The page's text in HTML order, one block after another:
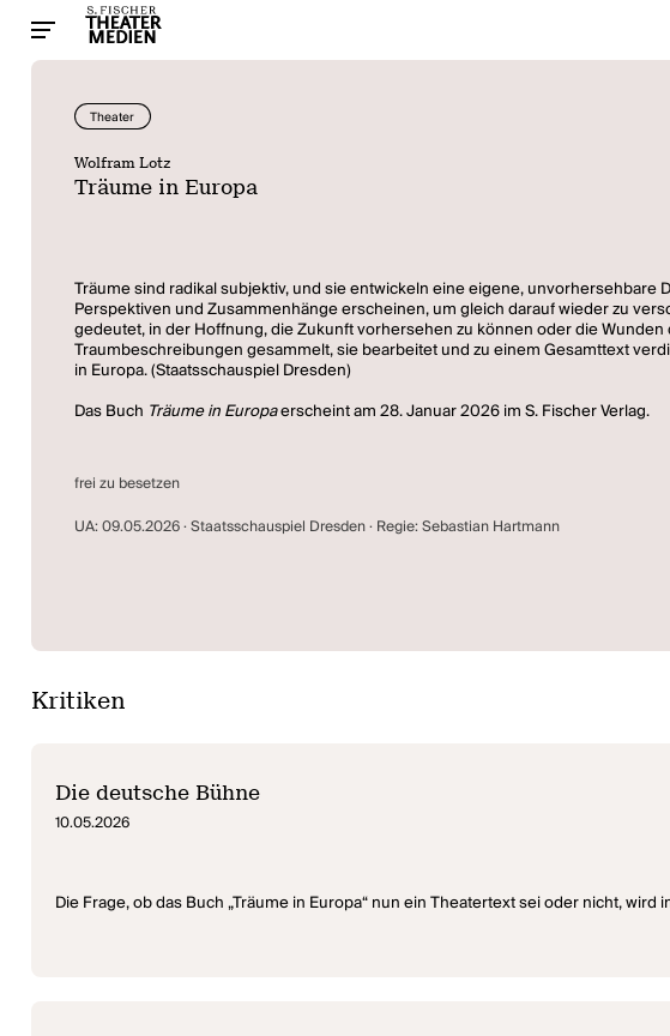
Theater
Wolfram Lotz
Träume in Europa
Träume sind radikal subjektiv, und sie entwickeln eine eigene,
Perspektiven und Zusammenhänge erscheinen, um gleich darauf wieder zu
gedeutet, in der Hoffnung, die Zukunft vorhersehen zu können oder die
Traumbeschreibungen gesammelt, sie bearbeitet und zu einem Gesamttext
in Europa. (Staatsschauspiel Dresden)
Das Buch Träume in Europaerscheint am 28. Januar 2026 im S. Fischer Verlag.
frei zu besetzen
UA: 09.05.2026 · Staatsschauspiel Dresden · Regie: Sebastian Hartmann
Kritiken
Die deutsche Bühne
10.05.2026
Die Frage, ob das Buch „Träume in Europa“ nun ein Theatertext sei oder nicht,